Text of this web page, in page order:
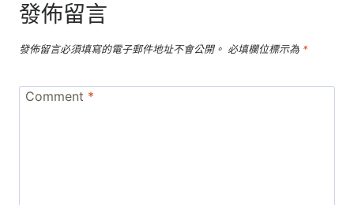
發佈留言
發佈留言必須填寫的電子郵件地址不會公開。 必填欄位標示為 *
Comment *